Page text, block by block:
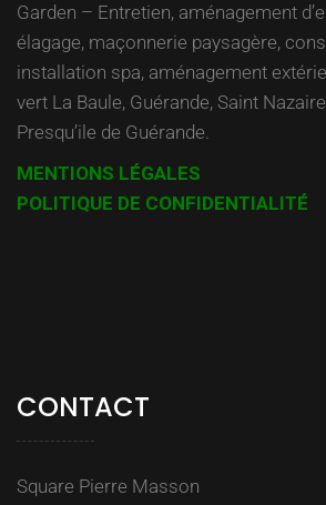
Garden – Entretien, aménagement
élagage, maçonnerie paysagère,
installation spa, aménagement
vert La Baule, Guérande, Saint
Presqu’ile de Guérande.
MENTIONS LÉGALES
POLITIQUE DE CONFIDENTIALITÉ
CONTACT
Square Pierre Masson